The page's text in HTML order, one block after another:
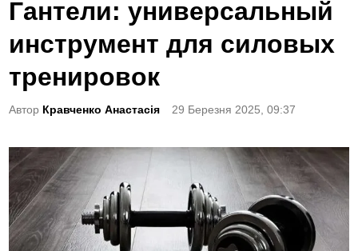
s
e
d
i
Гантели: универсальный
инструмент для силовых
тренировок
Автор Кравченко Анастасія 29 Березня 2025, 09:37